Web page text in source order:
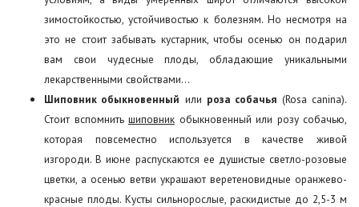
зимостойкостью, устойчивостью к болезням. Но несмотря на
это не стоит забывать кустарник, чтобы осенью он подарил
вам свои чудесные плоды, обладающие уникальными
лекарственными свойствами…
Шиповник обыкновенный или роза собачья (Rosa canina).
Стоит вспомнить шиповник обыкновенный или розу собачью,
которая повсеместно используется в качестве живой
изгороди. В июне распускаются ее душистые светло-розовые
цветки, а осенью ветви украшают веретеновидные оранжево-
красные плоды. Кусты сильнорослые, раскидистые до 2,5-3 м